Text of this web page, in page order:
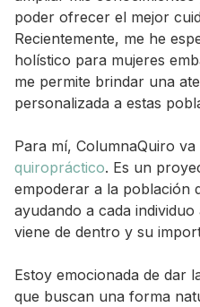
poder ofrecer el mejor
Recientemente, me he
holístico para mujeres
me permite brindar una
personalizada a estas
Para mí, ColumnaQuiro
quiropráctico. Es un
empoderar a la población
ayudando a cada
viene de dentro y su
Estoy emocionada de dar
que buscan una forma